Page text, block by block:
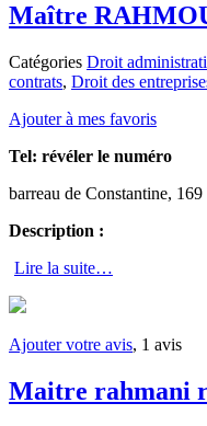
Maître
Catégories Droit
contrats, Droit des
Ajouter à mes favoris
Tel: révéler le numéro
barreau de Constantine,
Description :
Lire la suite…
Ajouter votre avis, 1 avis
Maitre rahmani